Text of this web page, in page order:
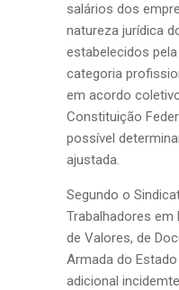
salários dos
natureza jurídica
estabelecidos
categoria
em acordo
Constituição
possível
ajustada.
Segundo o
Trabalhadores em
de Valores, de
Armada do
adicional